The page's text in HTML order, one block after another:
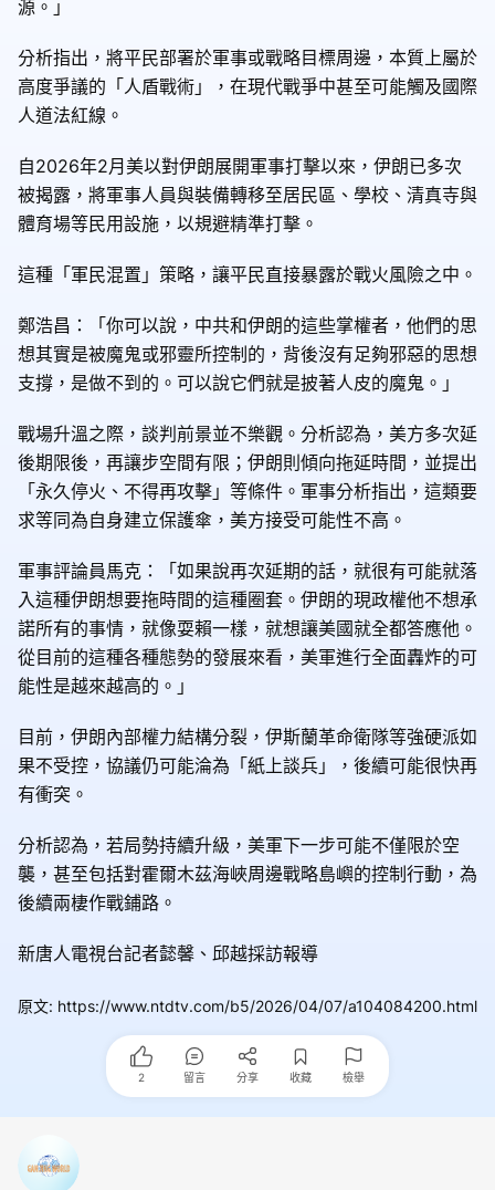
源。」
分析指出，將平民部署於軍事或戰略目標周邊，本質上屬於
高度爭議的「人盾戰術」，在現代戰爭中甚至可能觸及國際
人道法紅線。
自2026年2月美以對伊朗展開軍事打擊以來，伊朗已多次
被揭露，將軍事人員與裝備轉移至居民區、學校、清真寺與
體育場等民用設施，以規避精準打擊。
這種「軍民混置」策略，讓平民直接暴露於戰火風險之中。
鄭浩昌：「你可以說，中共和伊朗的這些掌權者，他們的思
想其實是被魔鬼或邪靈所控制的，背後沒有足夠邪惡的思想
支撐，是做不到的。可以說它們就是披著人皮的魔鬼。」
戰場升溫之際，談判前景並不樂觀。分析認為，美方多次延
後期限後，再讓步空間有限；伊朗則傾向拖延時間，並提出
「永久停火、不得再攻擊」等條件。軍事分析指出，這類要
求等同為自身建立保護傘，美方接受可能性不高。
軍事評論員馬克：「如果說再次延期的話，就很有可能就落
入這種伊朗想要拖時間的這種圈套。伊朗的現政權他不想承
諾所有的事情，就像耍賴一樣，就想讓美國就全都答應他。
從目前的這種各種態勢的發展來看，美軍進行全面轟炸的可
能性是越來越高的。」
目前，伊朗內部權力結構分裂，伊斯蘭革命衛隊等強硬派如
果不受控，協議仍可能淪為「紙上談兵」，後續可能很快再
有衝突。
分析認為，若局勢持續升級，美軍下一步可能不僅限於空
襲，甚至包括對霍爾木茲海峽周邊戰略島嶼的控制行動，為
後續兩棲作戰鋪路。
新唐人電視台記者懿馨、邱越採訪報導
原文: https://www.ntdtv.com/b5/2026/04/07/a104084200.html
2 留言 分享 收藏 檢舉